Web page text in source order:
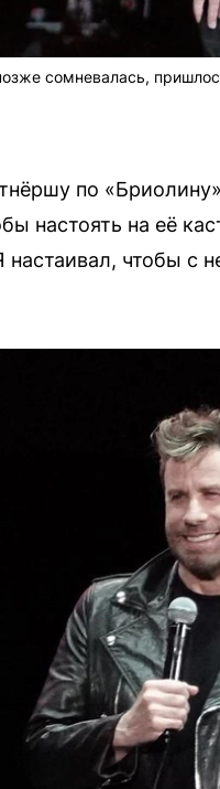
сомневалась,
по
настоять на её
чтобы с